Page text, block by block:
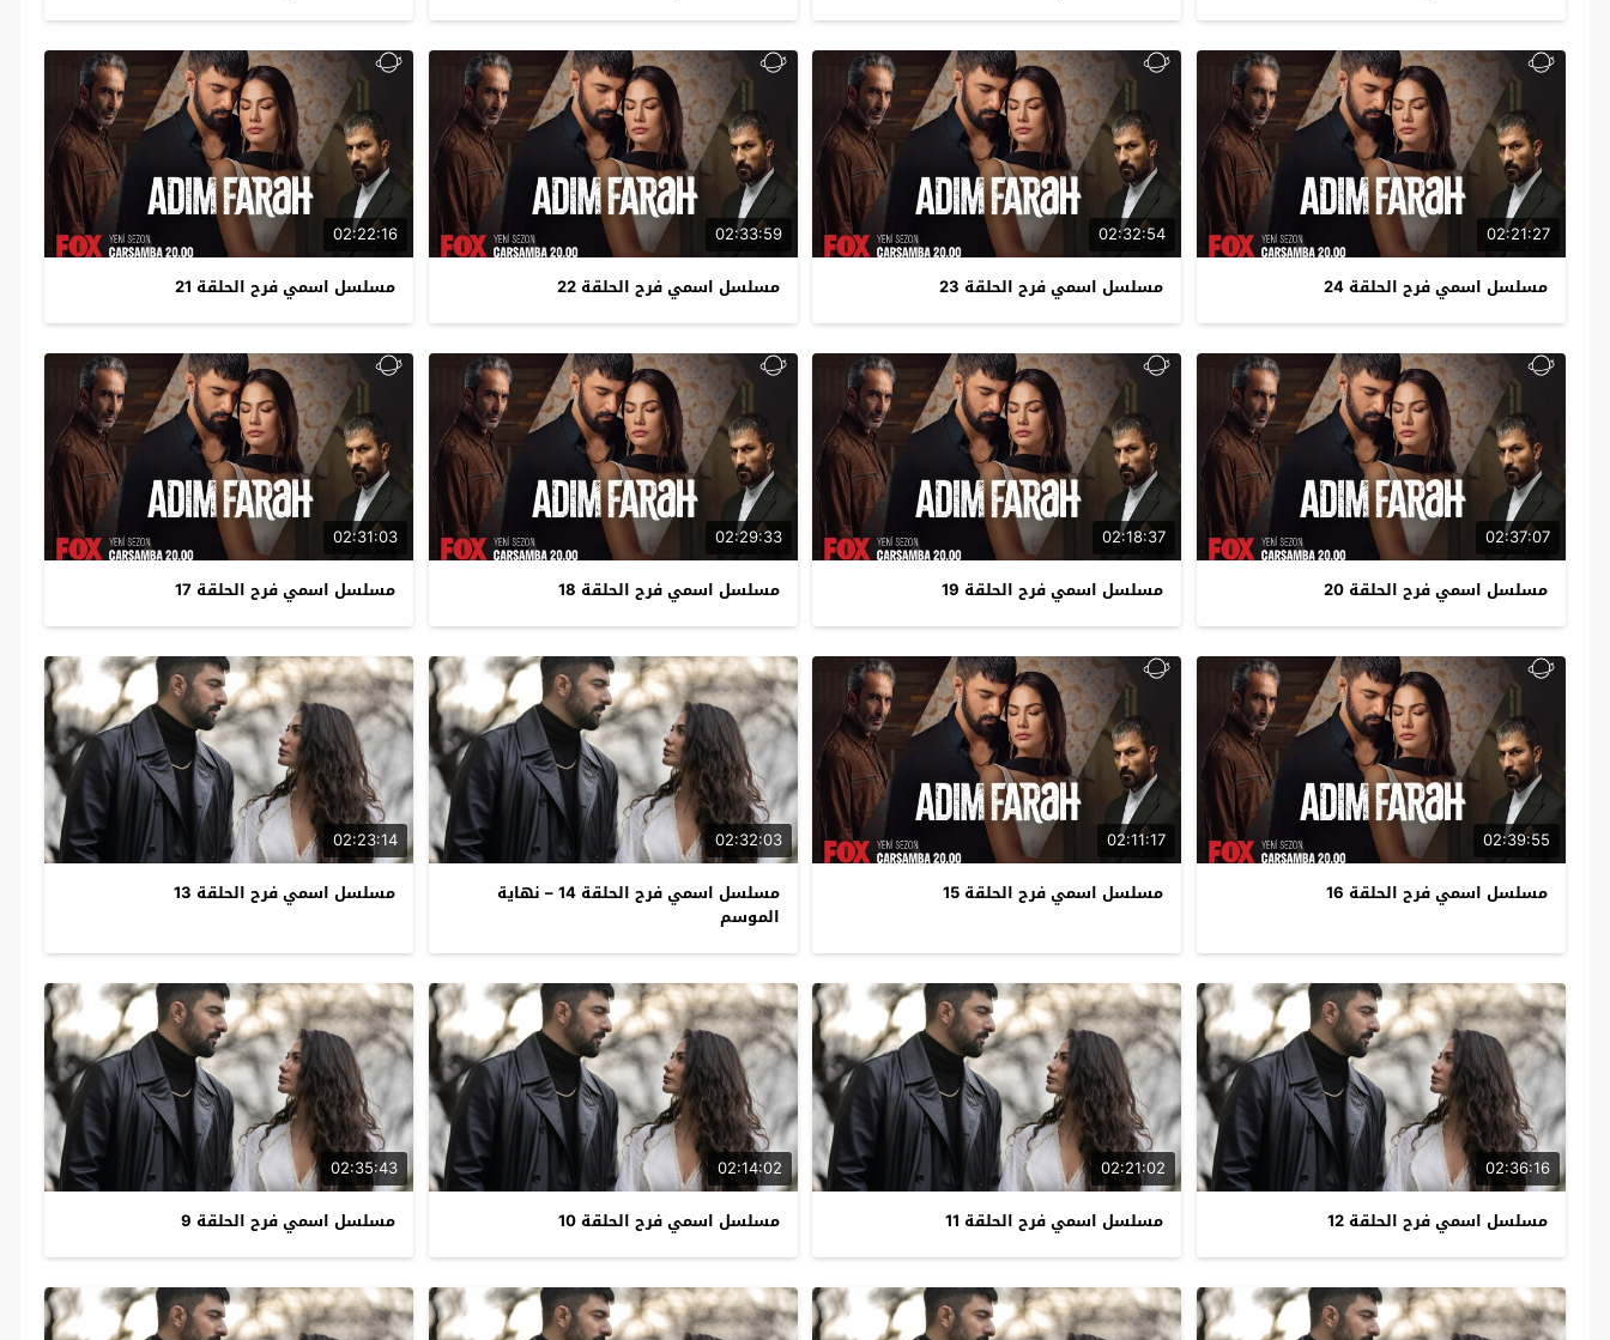
02:21:27
مسلسل اسمي فرح الحلقة 24
02:32:54
مسلسل اسمي فرح الحلقة 23
02:33:59
مسلسل اسمي فرح الحلقة 22
02:22:16
مسلسل اسمي فرح الحلقة 21
02:37:07
مسلسل اسمي فرح الحلقة 20
02:18:37
مسلسل اسمي فرح الحلقة 19
02:29:33
مسلسل اسمي فرح الحلقة 18
02:31:03
مسلسل اسمي فرح الحلقة 17
02:39:55
مسلسل اسمي فرح الحلقة 16
02:11:17
مسلسل اسمي فرح الحلقة 15
02:32:03
مسلسل اسمي فرح الحلقة 14 – نهاية
الموسم
02:23:14
مسلسل اسمي فرح الحلقة 13
02:36:16
مسلسل اسمي فرح الحلقة 12
02:21:02
مسلسل اسمي فرح الحلقة 11
02:14:02
مسلسل اسمي فرح الحلقة 10
02:35:43
مسلسل اسمي فرح الحلقة 9